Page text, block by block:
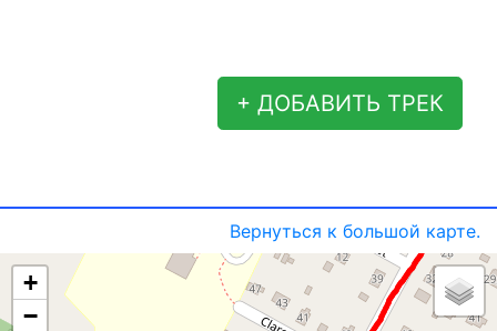
+ ДОБАВИТЬ ТРЕК
Вернуться к большой карте.
+
−